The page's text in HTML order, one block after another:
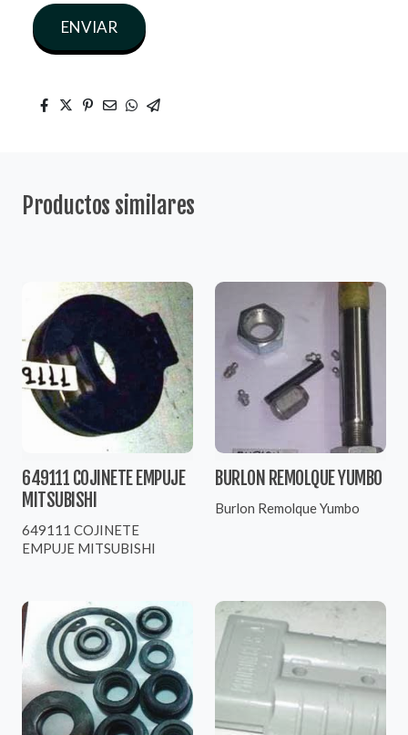
ENVIAR
Productos similares
649111 COJINETE EMPUJE
MITSUBISHI
649111 COJINETE
EMPUJE MITSUBISHI
BURLON REMOLQUE YUMBO
Burlon Remolque Yumbo